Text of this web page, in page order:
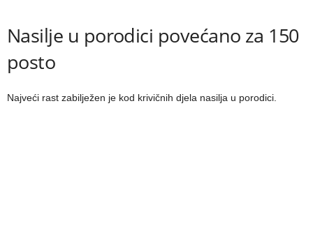
Nasilje u porodici povećano za 150
posto
Najveći rast zabilježen je kod krivičnih djela nasilja u porodici.